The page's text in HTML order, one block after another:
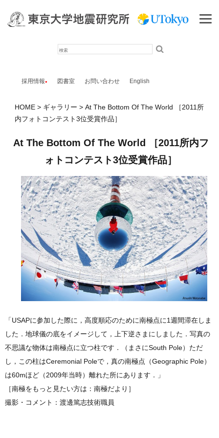
採用情報 図書室 お問い合わせ English
HOME ギャラリー
At The Bottom Of The World ［2011所
内フォトコンテスト3位受賞作品］
At The Bottom Of The World ［2011所内フ
ォトコンテスト3位受賞作品］
「USAPに参加した際に，高度順応のために南極点に1週間滞在しま
した．地球儀の底をイメージして，上下逆さまにしました．写真の
不思議な物体は南極点に立つ柱です．（まさにSouth Pole）ただ
し，この柱はCeremonial Poleで，真の南極点（Geographic Pole）
は60mほど（2009年当時）離れた所にあります．」
［南極をもっと見たい方は：南極だより］
撮影・コメント：渡邊篤志技術職員